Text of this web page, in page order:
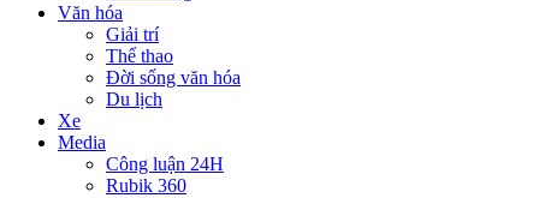
Văn hóa
Giải trí
Thể thao
Đời sống văn hóa
Du lịch
Xe
Media
Công luận 24H
Rubik 360